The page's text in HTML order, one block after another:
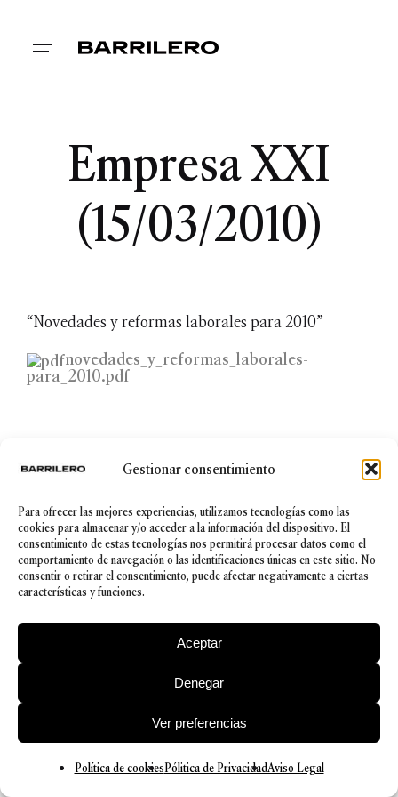
Gestionar consentimiento
Para ofrecer las mejores experiencias, utilizamos tecnologías como las
cookies para almacenar y/o acceder a la información del dispositivo. El
consentimiento de estas tecnologías nos permitirá procesar datos como el
comportamiento de navegación o las identificaciones únicas en este sitio. No
consentir o retirar el consentimiento, puede afectar negativamente a ciertas
características y funciones.
Aceptar
Denegar
Ver preferencias
Política de cookiesPólitica de PrivacidadAviso Legal
Empresa XXI
(15/03/2010)
“Novedades y reformas laborales para 2010”
novedades_y_reformas_laborales-
para_2010.pdf
© 2026 Barrilero
Aviso legal
Política de Seguridad de la información